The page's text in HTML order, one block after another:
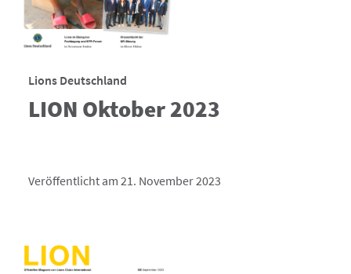
Lions Deutschland
LION Oktober 2023
Veröffentlicht am 21. November 2023